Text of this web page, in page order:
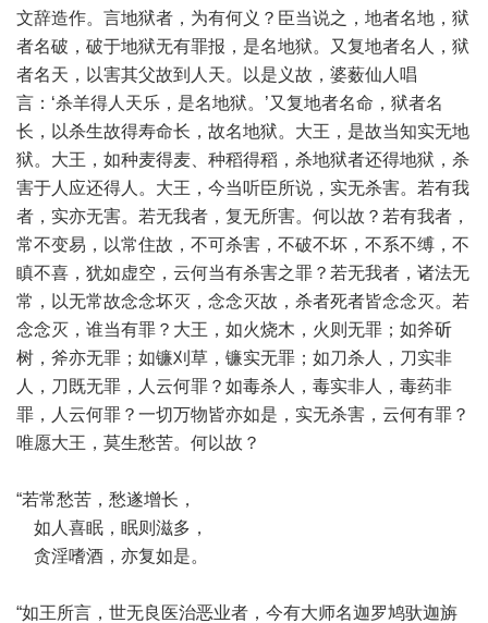
文辞造作。言地狱者，为有何义？臣当说之，地者名地，狱
者名破，破于地狱无有罪报，是名地狱。又复地者名人，狱
者名天，以害其父故到人天。以是义故，婆薮仙人唱
言：‘杀羊得人天乐，是名地狱。’又复地者名命，狱者名
长，以杀生故得寿命长，故名地狱。大王，是故当知实无地
狱。大王，如种麦得麦、种稻得稻，杀地狱者还得地狱，杀
害于人应还得人。大王，今当听臣所说，实无杀害。若有我
者，实亦无害。若无我者，复无所害。何以故？若有我者，
常不变易，以常住故，不可杀害，不破不坏，不系不缚，不
瞋不喜，犹如虚空，云何当有杀害之罪？若无我者，诸法无
常，以无常故念念坏灭，念念灭故，杀者死者皆念念灭。若
念念灭，谁当有罪？大王，如火烧木，火则无罪；如斧斫
树，斧亦无罪；如镰刈草，镰实无罪；如刀杀人，刀实非
人，刀既无罪，人云何罪？如毒杀人，毒实非人，毒药非
罪，人云何罪？一切万物皆亦如是，实无杀害，云何有罪？
唯愿大王，莫生愁苦。何以故？
“若常愁苦，愁遂增长，
如人喜眠，眠则滋多，
贪淫嗜酒，亦复如是。
“如王所言，世无良医治恶业者，今有大师名迦罗鸠驮迦旃